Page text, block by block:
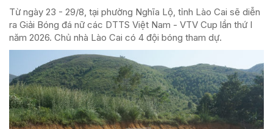
Từ ngày 23 - 29/8, tại phường Nghĩa Lộ, tỉnh Lào Cai sẽ diễn
ra Giải Bóng đá nữ các DTTS Việt Nam - VTV Cup lần thứ I
năm 2026. Chủ nhà Lào Cai có 4 đội bóng tham dự.